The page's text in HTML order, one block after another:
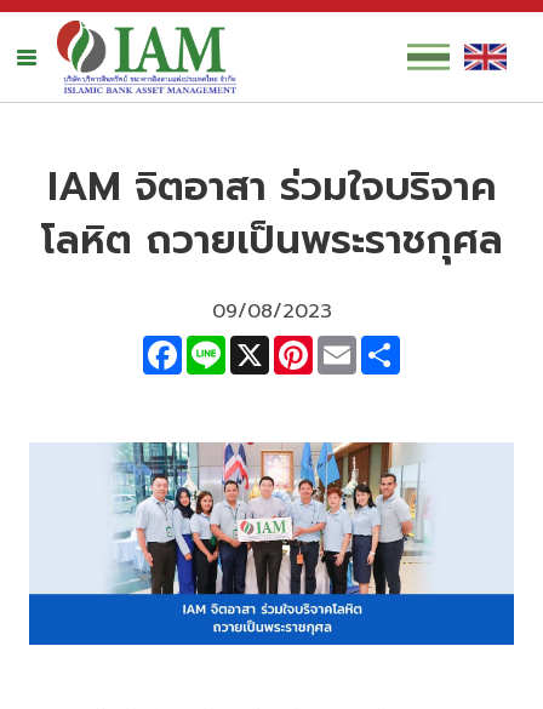
IAM จิตอาสา ร่วมใจบริจาค
โลหิต ถวายเป็นพระราชกุศล
09/08/2023
Facebook
Line X Pinterest
Email